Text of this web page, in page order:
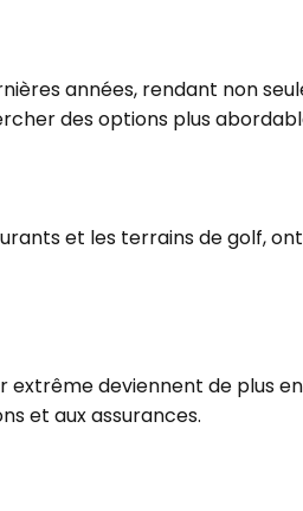
années, rendant non
des options plus
et les terrains de golf,
extrême deviennent de plus
et aux assurances.